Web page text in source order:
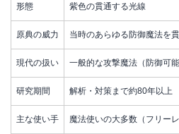
形態 紫色の貫通する光線
原典の威力 当時のあらゆる防御魔法を
現代の扱い 一般的な攻撃魔法（防御可能
研究期間 解析・対策まで約80年以上
主な使い手 魔法使いの大多数（フリー